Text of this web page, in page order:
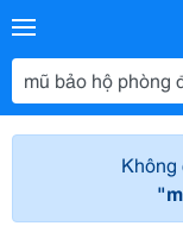
Không